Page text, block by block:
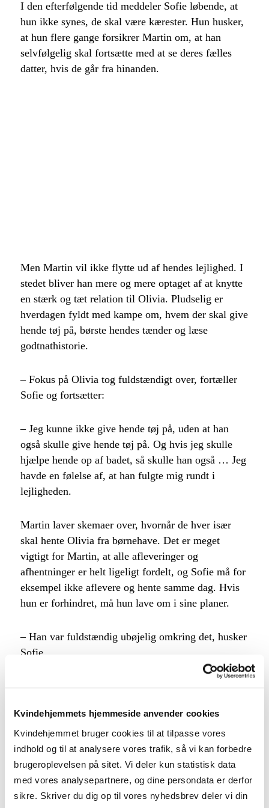
Kvindehjemmets hjemmeside anvender cookies
Kvindehjemmet bruger cookies til at tilpasse vores
indhold og til at analysere vores trafik, så vi kan forbedre
brugeroplevelsen på sitet. Vi deler kun statistisk data
med vores analysepartnere, og dine persondata er derfor
sikre. Skriver du dig op til vores nyhedsbrev deler vi din
I den efterfølgende tid meddeler Sofie løbende, at
hun ikke synes, de skal være kærester. Hun husker,
at hun flere gange forsikrer Martin om, at han
selvfølgelig skal fortsætte med at se deres fælles
datter, hvis de går fra hinanden.
Men Martin vil ikke flytte ud af hendes lejlighed. I
stedet bliver han mere og mere optaget af at knytte
en stærk og tæt relation til Olivia. Pludselig er
hverdagen fyldt med kampe om, hvem der skal give
hende tøj på, børste hendes tænder og læse
godtnathistorie.
– Fokus på Olivia tog fuldstændigt over, fortæller
Sofie og fortsætter:
– Jeg kunne ikke give hende tøj på, uden at han
også skulle give hende tøj på. Og hvis jeg skulle
hjælpe hende op af badet, så skulle han også … Jeg
havde en følelse af, at han fulgte mig rundt i
lejligheden.
Martin laver skemaer over, hvornår de hver især
skal hente Olivia fra børnehave. Det er meget
vigtigt for Martin, at alle afleveringer og
afhentninger er helt ligeligt fordelt, og Sofie må for
eksempel ikke aflevere og hente samme dag. Hvis
hun er forhindret, må hun lave om i sine planer.
– Han var fuldstændig ubøjelig omkring det, husker
Sofie.
Sofie er forvirret. På den ene side synes hun, at det
datter og have mere struktur i hverdagen. Han
begynder også at lave flere sjove ting med Olivia,
og tager hende med ud på ture. Samtidig føler hun
sig fanget i en rigid hverdag fuld af kontrol og
overvågning.